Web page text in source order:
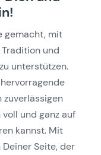
gemacht, mit
und
unterstützen.
zuverlässigen
und ganz auf
kannst. Mit
Seite, der